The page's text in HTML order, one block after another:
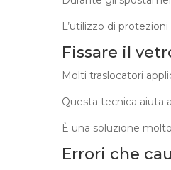
L’utilizzo di
Fissare il
Molti traslocatori
Questa tecnica aiuta
È una soluzione
Errori che